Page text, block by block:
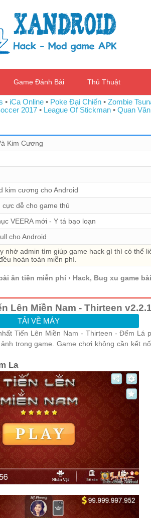
Game Đánh Bài Thủ Thuật
• iCa Online• Poke Đại Chiến• Zombie
2017• League Of Stickman• Quan
Kim Cương
kim cương cho Android
cực dễ cho game thủ
VEERA mới - Y tá bạo loạn
cho Android
nhờ admin tìm giúp game hack gì thì có thể
hoàn toàn miễn phí.
ăn tiền miễn phí › Hack, Bug xu game
Lên Miền Nam - Thirteen
TẢI VỀ MÁY
Tiến Lên Miền Nam - Thirteen - Đếm Lá
trong game. Game chơi không cần kết
La